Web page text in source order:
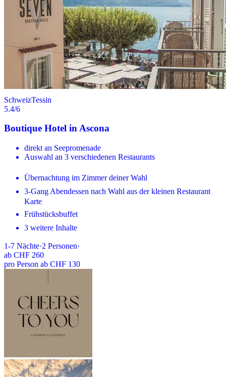
SchweizTessin
5.4/6
Boutique Hotel in Ascona
direkt an Seepromenade
Auswahl an 3 verschiedenen Restaurants
Übernachtung im Zimmer deiner Wahl
3-Gang Abendessen nach Wahl aus der kleinen Restaurant
Karte
Frühstücksbuffet
3 weitere Inhalte
1-7 Nächte·2 Personen·
ab CHF 260
pro Person ab CHF 130